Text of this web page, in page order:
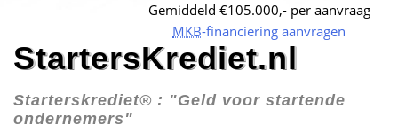
Gemiddeld €105.000,- per aanvraag
MKB-financiering aanvragen
StartersKrediet.nl
Starterskrediet® : "Geld voor startende
ondernemers"